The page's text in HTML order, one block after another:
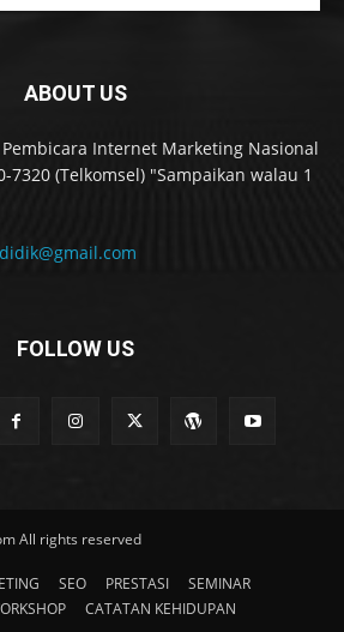
ABOUT US
Internet Marketing Nasional
7320 (Telkomsel) "Sampaikan walau 1
FOLLOW US
All rights reserved
SEO PRESTASI
SEMINAR
CATATAN KEHIDUPAN